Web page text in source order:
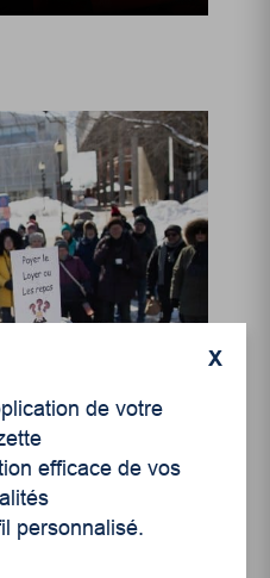
X
de votre
efficace de vos
personnalisé.